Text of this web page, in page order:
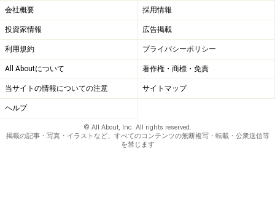
弱火にし、スイートチリソース、ケチャップ、醤油を入
れ、全体を炒め合わせる。最後にこしょうを振って完
成。
会社概要 採用情報
投資家情報 広告掲載
利用規約 プライバシーポリシー
All Aboutについて 著作権・商標・免責
当サイトの情報についての注意 サイトマップ
ヘルプ
© All About, Inc. All rights reserved.
掲載の記事・写真・イラストなど、すべてのコンテンツの無断複写・転載・公衆送信等
を禁じます